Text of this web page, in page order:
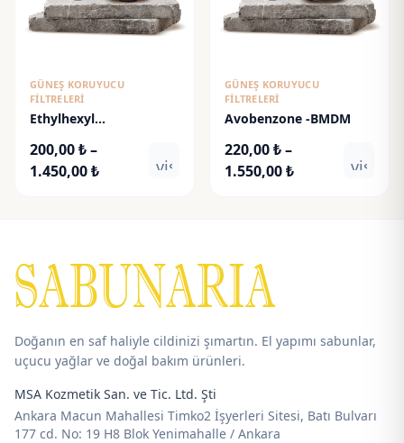
GÜNEŞ KORUYUCU
FILTRELERI
Ethylhexyl
200,00₺–
1.450,00₺Fiyat
visibility
GÜNEŞ KORUYUCU
FILTRELERI
Avobenzone -BMDM
220,00₺–
1.550,00₺Fiyat
Doğanın en saf haliyle cildinizi şımartın. El yapımı sabunlar,
uçucu yağlar ve doğal bakım ürünleri.
MSA Kozmetik San. ve Tic. Ltd. Şti
Ankara Macun Mahallesi Timko2 İşyerleri Sitesi, Batı Bulvarı
177 cd. No: 19 H8 Blok Yenimahalle / Ankara